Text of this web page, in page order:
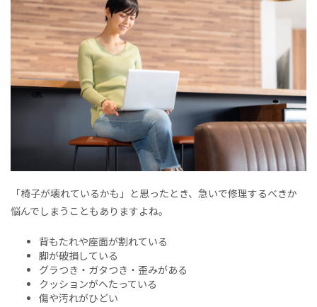
「椅子が壊れているかも」と思ったとき、急いで修理するべきか
悩んでしまうこともありますよね。
背もたれや座面が割れている
脚が破損している
グラつき・ガタつき・歪みがある
クッションがへたっている
傷や汚れがひどい